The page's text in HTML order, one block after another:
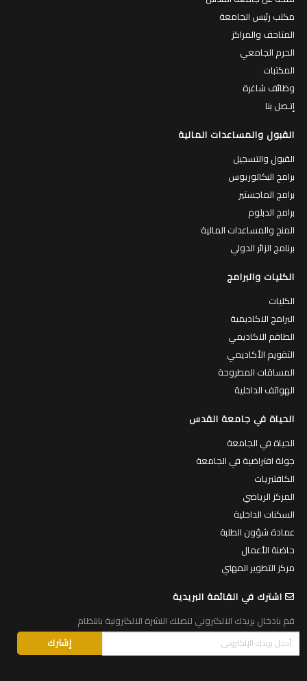
مكتب رئيس الجامعة
المتاحف والمراكز
الحرم الجامعي
المكتبات
وظائف شاغرة
إتـصل بنا
القبول والمساعدات المالية
القبول والتسجيل
برامج البكالوريوس
برامج الماجستير
برامج الدبلوم
المنح والمساعدات المالية
برنامج الزائر الدولي
الكليات والبرامج
الكليات
البرامج الاكاديمية
الطاقم الاكاديمي
التقويم الأكاديمي
المساقات المطروحة
الهواتف الداخلية
الحياة في جامعة القدس
الحياة في الجامعة
جولة افتراضية في الجامعة
الكافتيريات
المركز الرياضي
السكنات الداخلية
عمادة شؤون الطلبة
حاضنة الأعمال
مركز التطوير المهني
اشترك في القائمة البريدية
قم بادخال بريدك الالكتروني لتصلك النشرة الالكترونية بانتظام